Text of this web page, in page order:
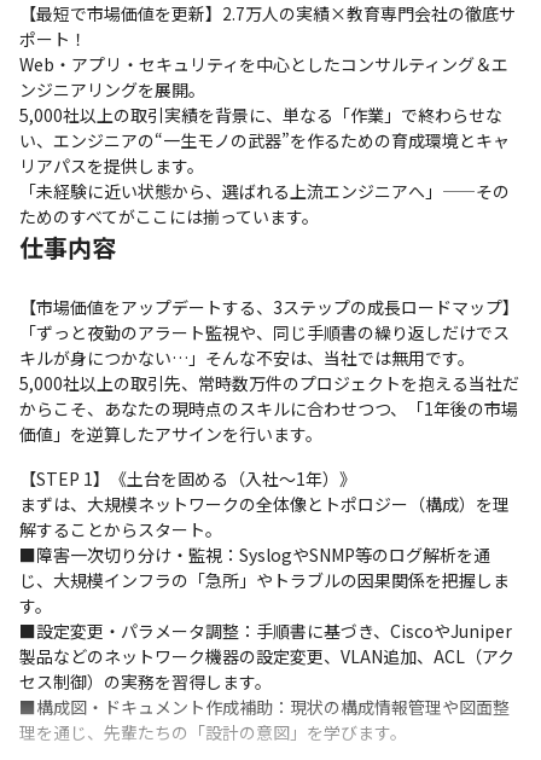
【最短で市場価値を更新】2.7万人の実績×教育専門会社の徹底サ
ポート！
Web・アプリ・セキュリティを中心としたコンサルティング＆エ
ンジニアリングを展開。
5,000社以上の取引実績を背景に、単なる「作業」で終わらせな
い、エンジニアの“一生モノの武器”を作るための育成環境とキャ
リアパスを提供します。
「未経験に近い状態から、選ばれる上流エンジニアへ」——その
ためのすべてがここには揃っています。
仕事内容
【市場価値をアップデートする、3ステップの成長ロードマップ】
「ずっと夜勤のアラート監視や、同じ手順書の繰り返しだけでス
キルが身につかない…」そんな不安は、当社では無用です。
5,000社以上の取引先、常時数万件のプロジェクトを抱える当社だ
からこそ、あなたの現時点のスキルに合わせつつ、「1年後の市場
価値」を逆算したアサインを行います。
【STEP 1】《土台を固める（入社〜1年）》
まずは、大規模ネットワークの全体像とトポロジー（構成）を理
解することからスタート。
■障害一次切り分け・監視：SyslogやSNMP等のログ解析を通
じ、大規模インフラの「急所」やトラブルの因果関係を把握しま
す。
■設定変更・パラメータ調整：手順書に基づき、CiscoやJuniper
製品などのネットワーク機器の設定変更、VLAN追加、ACL（アク
セス制御）の実務を習得します。
■構成図・ドキュメント作成補助：現状の構成情報管理や図面整
理を通じ、先輩たちの「設計の意図」を学びます。